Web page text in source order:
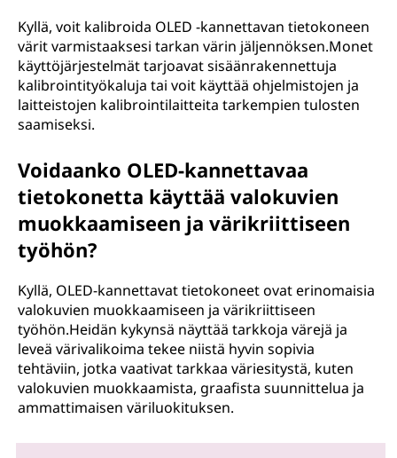
Kyllä, voit kalibroida OLED -kannettavan tietokoneen
värit varmistaaksesi tarkan värin jäljennöksen.Monet
käyttöjärjestelmät tarjoavat sisäänrakennettuja
kalibrointityökaluja tai voit käyttää ohjelmistojen ja
laitteistojen kalibrointilaitteita tarkempien tulosten
saamiseksi.
Voidaanko OLED-kannettavaa
tietokonetta käyttää valokuvien
muokkaamiseen ja värikriittiseen
työhön?
Kyllä, OLED-kannettavat tietokoneet ovat erinomaisia
valokuvien muokkaamiseen ja värikriittiseen
työhön.Heidän kykynsä näyttää tarkkoja värejä ja
leveä värivalikoima tekee niistä hyvin sopivia
tehtäviin, jotka vaativat tarkkaa väriesitystä, kuten
valokuvien muokkaamista, graafista suunnittelua ja
ammattimaisen väriluokituksen.